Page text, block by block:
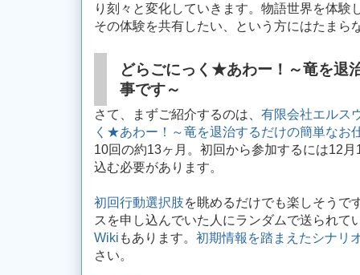
り刻々と変化していきます。物語世界を体験
その体験を共有したい、という方にはたまら
どらごにっく★あわー！～竜を退
事です～
さて、まずご紹介するのは、 有限会社エルス
く★あわー！～竜を退治するだけの簡単なお
10回の約13ヶ月。初回から参加するには12
込む必要があります。
初回行動選択肢を眺めるだけでも楽しそうで
スを申し込んでいた人にランダムで送られて
Wiki もあります。 初期情報を踏まえたシナリ
さい。